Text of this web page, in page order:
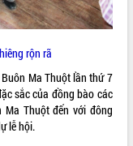
rộn rã
Ma Thuột lần thứ 7
sắc của đồng bào các
Thuột đến với đông
lễ hội.